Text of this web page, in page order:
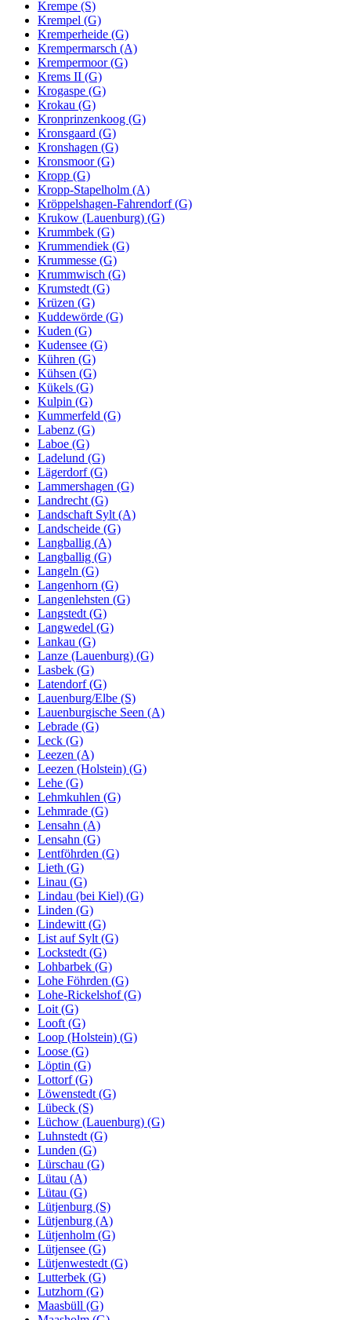
Krempe (S)
Krempel (G)
Kremperheide (G)
Krempermarsch (A)
Krempermoor (G)
Krems II (G)
Krogaspe (G)
Krokau (G)
Kronprinzenkoog (G)
Kronsgaard (G)
Kronshagen (G)
Kronsmoor (G)
Kropp (G)
Kropp-Stapelholm (A)
Kröppelshagen-Fahrendorf (G)
Krukow (Lauenburg) (G)
Krummbek (G)
Krummendiek (G)
Krummesse (G)
Krummwisch (G)
Krumstedt (G)
Krüzen (G)
Kuddewörde (G)
Kuden (G)
Kudensee (G)
Kühren (G)
Kühsen (G)
Kükels (G)
Kulpin (G)
Kummerfeld (G)
Labenz (G)
Laboe (G)
Ladelund (G)
Lägerdorf (G)
Lammershagen (G)
Landrecht (G)
Landschaft Sylt (A)
Landscheide (G)
Langballig (A)
Langballig (G)
Langeln (G)
Langenhorn (G)
Langenlehsten (G)
Langstedt (G)
Langwedel (G)
Lankau (G)
Lanze (Lauenburg) (G)
Lasbek (G)
Latendorf (G)
Lauenburg/Elbe (S)
Lauenburgische Seen (A)
Lebrade (G)
Leck (G)
Leezen (A)
Leezen (Holstein) (G)
Lehe (G)
Lehmkuhlen (G)
Lehmrade (G)
Lensahn (A)
Lensahn (G)
Lentföhrden (G)
Lieth (G)
Linau (G)
Lindau (bei Kiel) (G)
Linden (G)
Lindewitt (G)
List auf Sylt (G)
Lockstedt (G)
Lohbarbek (G)
Lohe Föhrden (G)
Lohe-Rickelshof (G)
Loit (G)
Looft (G)
Loop (Holstein) (G)
Loose (G)
Löptin (G)
Lottorf (G)
Löwenstedt (G)
Lübeck (S)
Lüchow (Lauenburg) (G)
Luhnstedt (G)
Lunden (G)
Lürschau (G)
Lütau (A)
Lütau (G)
Lütjenburg (S)
Lütjenburg (A)
Lütjenholm (G)
Lütjensee (G)
Lütjenwestedt (G)
Lutterbek (G)
Lutzhorn (G)
Maasbüll (G)